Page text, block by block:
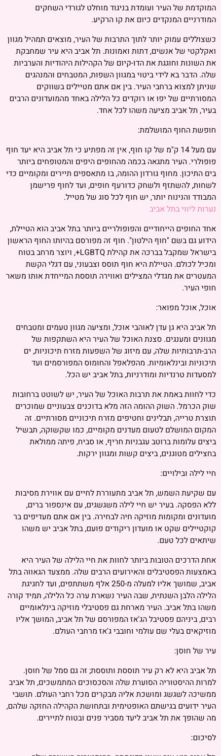
המוקדמת של העיר ועומדת בניגוד מוחלט לגורדי השחקים
המודרניים המנקדים כיום את קו הרקיע.
כשצוללים עמוק יותר לתוך התרבות של העיר, מוצאים תמהיל מגוון
ואקלקטי של אנשים, דתות ואמונות. תל אביב היא עיר שמחבקת
את השונות וחוגגת את הדו-קיום של הקהילות היהודיות והערביות
שלה. הדבר בא לידי ביטוי במגוון השפות, המטבחים והמנהגים
שניתן למצוא ברחבי העיר. בין אם אתם מטיילים בשווקים
המסורתיים של יפו או רוקדים כל הלילה באחד מהמועדונים הרבים
בעיר, תל אביב מציעה משהו לכל אחד.
חופשת החוף המושלמת:
עם מעל 14 ק"מ של קו חוף, אין זה מפתיע כי תל אביב היא יעד חוף
פופולרי. העיר מתגאה בכמה מהחופים היפים והמטופחים ביותר
בים התיכון. מחוף גורדון ההומה, בו מתאספים תיירים ומקומיים כדי
לשחות, להשתזף ולשחק כדורעף חופים, ועד לחוף פרישמן
המבודד והנינוח יותר, יש חוף לכל סוג של מטייל.
נערות ליווי בתל אביב
אחד החופים הייחודיים והפופולריים ביותר בתל אביב הוא הטיילת,
הידוע גם בשם "חוף הילטון". חוף זה מפורסם בהיותו החוף הראשון
בישראל שמקבל בברכה את קהילת LGBTQ+, ויוצר מרחב בטוח
ומכיל לכולם. הטיילת היא חוף תוסס וצבעוני, עם דגלי הקשת
המעטרים את מגדלי המצילים ואווירה תוססת המייחדת אותו משאר
חופי העיר.
אוכל, אוכל מפואר:
תל אביב היא גן עדן לאוהבי אוכל, ומציעה מגוון טעמים ומטבחים
מגוונים ומענגים. סצנת האוכל של העיר היא השתקפות של
הרב-תרבותיות שלה, עם מיזוג של השפעות מזרח תיכוניות, ים
תיכוניות ובינלאומיות. מהפלאפל והחומוס המפורסמים ועד
למסעדות טרנדיות ומודרניות, בתל אביב יש הכל.
כדי לחוות באמת את תרבות האוכל של העיר, יש לשוטט ברחובות
שוק הכרמל. השוק ההומה הזה מלא בדוכנים צבעוניים שמוכרים
תוצרת טרייה, תבלינים וחטיפים מזרח תיכוניים מסורתיים. זה
המקום המושלם לטעום מעדנים מקומיים, כמו שקשוקה, תבשיל
ביצים עלומות ברוטב עגבניות חריף, או סביח, פיתה ממולאת
בחצילים מטוגנים, ביצים קשות ומגוון ירקות.
חיי לילה ובילויים:
עם שקיעת השמש, תל אביב מתעוררת לחיים עם אווירת מסיבות
ללא הפסקה. בעיר יש חיי לילה משגשגים, עם אינספור ברים,
מועדונים ומקומות מוזיקה חיה לבחירה. בין אם אתם מעדיפים בר
קוקטיילים שקט או מועדון ריקודים פועם, בתל אביב יש משהו
שיתאים לכל טעם.
אחת הדרכים הטובות ביותר לחוות את חיי הלילה של העיר היא
באמצעות הפסטיבלים והאירועים הרבים שלה. ממצעד הגאווה בתל
אביב, שמושך אליו למעלה מ-250 אלף משתתפים, ועד לחגיגת
הלילה הלבן השנתית, שבה העיר נשארת ערה כל הלילה, תמיד קורה
משהו בתל אביב. העיר מארחת גם פסטיבלי מוזיקה בינלאומיים
רבים, ביניהם פסטיבל הג'אז המפורסם של תל אביב, המושך אליו
מוזיקאים בעלי שם עולמי וחובבי ג'אז מרחבי העולם.
עיר של חוסן:
תל אביב היא לא רק עיר תוססת ותוססת; זה גם סמל של חוסן.
למרות ההיסטוריה הסוערת שלה והסכסוכים המתמשכים, תל אביב
ממשיכה לשגשג ומושכת אליה מבקרים מכל רחבי העולם. תושבי
העיר ידועים בגישתם האופטימית ובתחושת הקהילה החזקה שלהם,
מה שהופך את תל אביב ליעד מסביר פנים ובטוח לתיירים.
לסיכום: